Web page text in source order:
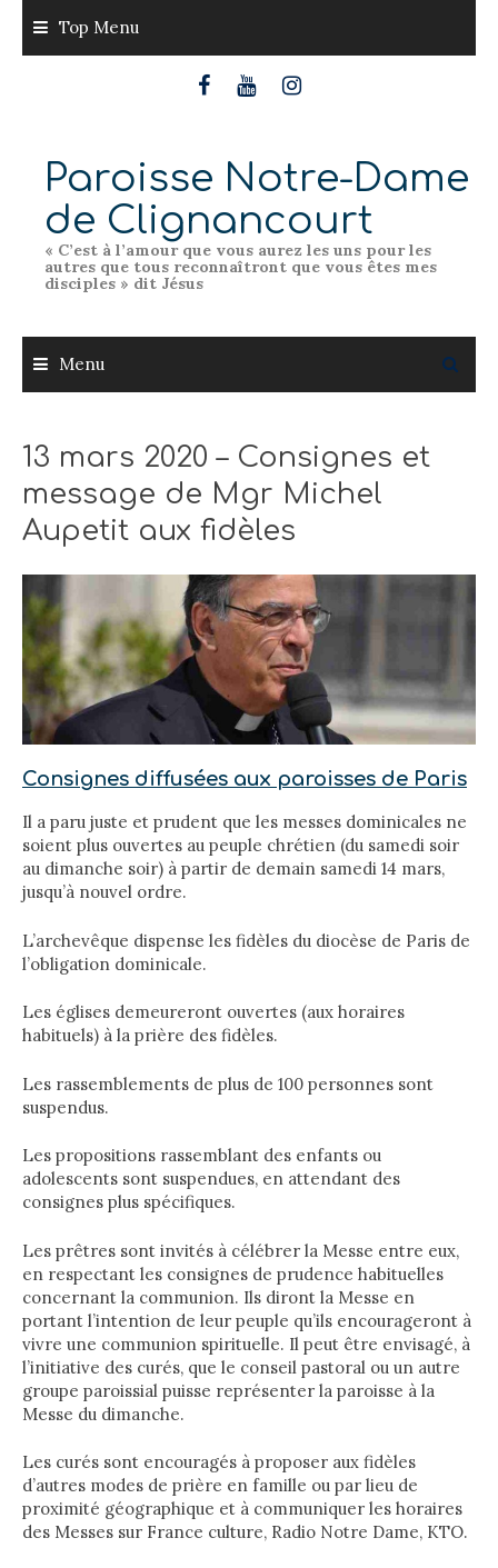
content
Top Menu
Paroisse Notre-Dame
de Clignancourt
« C’est à l’amour que vous aurez les uns pour les
autres que tous reconnaîtront que vous êtes mes
disciples » dit Jésus
Menu
13 mars 2020 – Consignes et
message de Mgr Michel
Aupetit aux fidèles
Consignes diffusées aux paroisses de Paris
Il a paru juste et prudent que les messes dominicales ne
soient plus ouvertes au peuple chrétien (du samedi soir
au dimanche soir) à partir de demain samedi 14 mars,
jusqu’à nouvel ordre.
L’archevêque dispense les fidèles du diocèse de Paris de
l’obligation dominicale.
Les églises demeureront ouvertes (aux horaires
habituels) à la prière des fidèles.
Les rassemblements de plus de 100 personnes sont
suspendus.
Les propositions rassemblant des enfants ou
adolescents sont suspendues, en attendant des
consignes plus spécifiques.
Les prêtres sont invités à célébrer la Messe entre eux,
en respectant les consignes de prudence habituelles
concernant la communion. Ils diront la Messe en
portant l’intention de leur peuple qu’ils encourageront à
vivre une communion spirituelle. Il peut être envisagé, à
l’initiative des curés, que le conseil pastoral ou un autre
groupe paroissial puisse représenter la paroisse à la
Messe du dimanche.
Les curés sont encouragés à proposer aux fidèles
d’autres modes de prière en famille ou par lieu de
proximité géographique et à communiquer les horaires
des Messes sur France culture, Radio Notre Dame, KTO.